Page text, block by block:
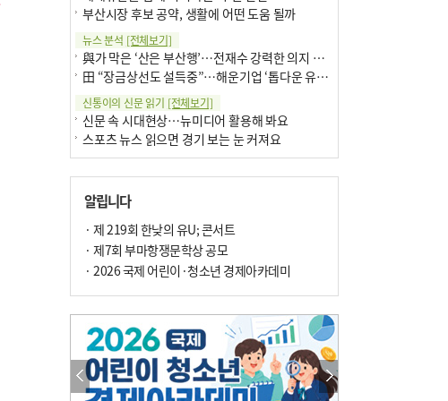
부산시장 후보 공약, 생활에 어떤 도움 될까
뉴스 분석 [전체보기]
與가 막은 ‘산은 부산행’…전재수 강력한 의지 표명 없인 공염불
田 “장금상선도 설득중”…해운기업 ‘톱다운 유치전’ 가속
신통이의 신문 읽기 [전체보기]
신문 속 시대현상…뉴미디어 활용해 봐요
스포츠 뉴스 읽으면 경기 보는 눈 커져요
구·군 승진 축하화분 관행 없애자니 소상공인 울상
팩트체크[전체보기]
의령 한우산 털중나리
한 손 뉴스[전체보기]
시민이 개발한 폭염 대응 앱 ‘그늘로’ 길안내 지도 등 인기
골목 맛집 발굴 고메 셀렉션…부산시, 페스티벌 시월 연계
알립니다
· 제 219회 한낮의 유U; 콘서트
· 제7회 부마항쟁문학상 공모
· 2026 국제 어린이·청소년 경제아카데미